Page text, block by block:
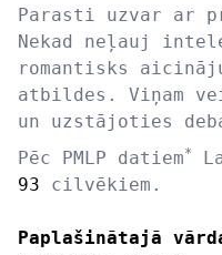
Parasti uzvar ar
Nekad neļauj
romantisks
atbildes. Viņam
un uzstājoties
Pēc PMLP datiem*
93 cilvēkiem.
Paplašinātajā